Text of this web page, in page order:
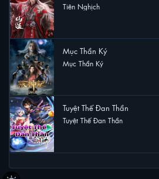
Tiên Nghịch
Mục Thần Ký
Mục Thần Ký
Tuyệt Thế Đan Thần
Tuyệt Thế Đan Thần